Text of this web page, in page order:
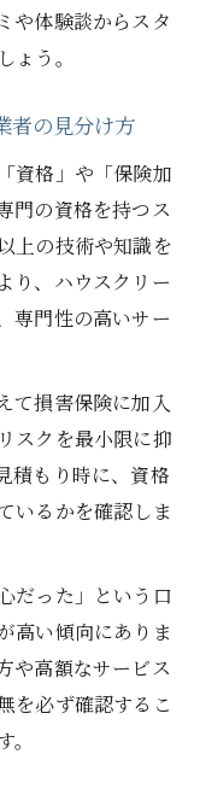
や体験談からスタ
う。
者の見分け方
資格」や「保険加
門の資格を持つス
上の技術や知識を
り、ハウスクリー
専門性の高いサー
て損害保険に加入
スクを最小限に抑
積もり時に、資格
いるかを確認しま
だった」という口
高い傾向にありま
や高額なサービス
を必ず確認するこ